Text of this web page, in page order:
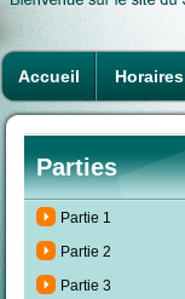
Accueil Horaires
Parties
Partie 1
Partie 2
Partie 3